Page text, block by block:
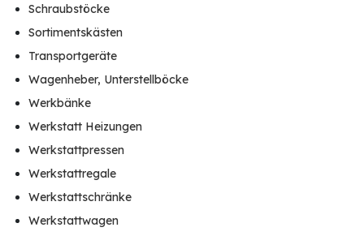
Schraubstöcke
Sortimentskästen
Transportgeräte
Wagenheber, Unterstellböcke
Werkbänke
Werkstatt Heizungen
Werkstattpressen
Werkstattregale
Werkstattschränke
Werkstattwagen